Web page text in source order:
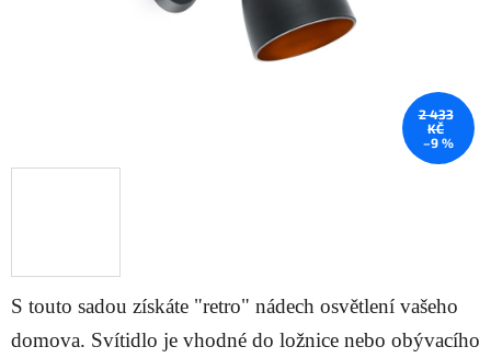
S touto sadou získáte "retro" nádech osvětlení vašeho
domova. Svítidlo je vhodné do ložnice nebo obývacího
2 433
KČ
–9 %